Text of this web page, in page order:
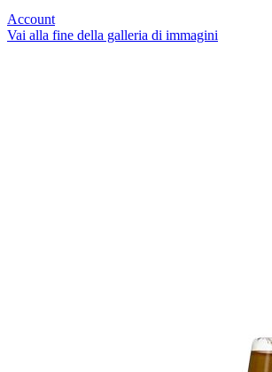
Account
Vai alla fine della galleria di immagini